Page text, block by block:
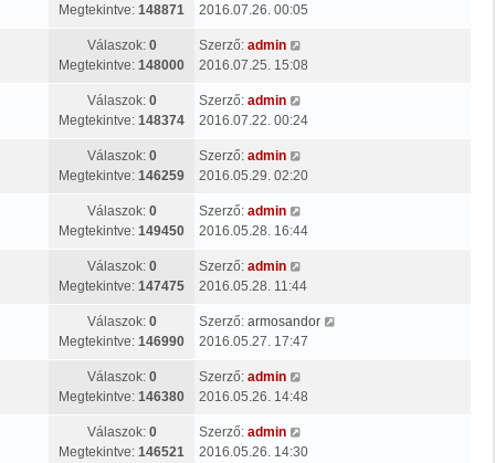
Megtekintve: 148871
2016.07.26. 00:05
Válaszok: 0
Megtekintve: 148000
Szerző: admin
2016.07.25. 15:08
Válaszok: 0
Megtekintve: 148374
Szerző: admin
2016.07.22. 00:24
Válaszok: 0
Megtekintve: 146259
Szerző: admin
2016.05.29. 02:20
Válaszok: 0
Megtekintve: 149450
Szerző: admin
2016.05.28. 16:44
Válaszok: 0
Megtekintve: 147475
Szerző: admin
2016.05.28. 11:44
Válaszok: 0
Megtekintve: 146990
Szerző: armosandor
2016.05.27. 17:47
Válaszok: 0
Megtekintve: 146380
Szerző: admin
2016.05.26. 14:48
Válaszok: 0
Megtekintve: 146521
Szerző: admin
2016.05.26. 14:30